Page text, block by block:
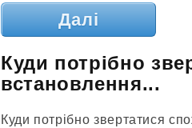
Далі
Куди потрібно
встановлення...
Куди потрібно звертатися